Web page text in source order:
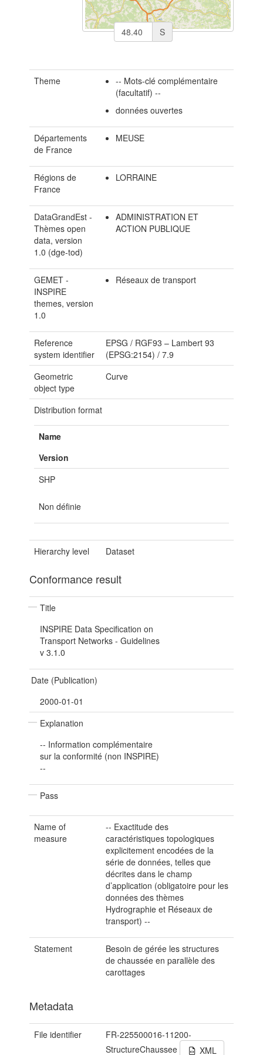
S
Theme
-- Mots-clé complémentaire
(facultatif) --
données ouvertes
Départements
de France
MEUSE
Régions de
France
LORRAINE
DataGrandEst -
Thèmes open
data, version
1.0 (dge-tod)
ADMINISTRATION ET
ACTION PUBLIQUE
GEMET -
INSPIRE
themes, version
1.0
Réseaux de transport
Reference
system identifier
EPSG / RGF93 – Lambert 93
(EPSG:2154) / 7.9
Geometric
object type
Curve
Distribution format
Name
Version
SHP
Non définie
Hierarchy level Dataset
Conformance result
Title
INSPIRE Data Specification on
Transport Networks - Guidelines
v 3.1.0
Date (Publication)
2000-01-01
Explanation
-- Information complémentaire
sur la conformité (non INSPIRE)
--
Pass
Name of
measure
-- Exactitude des
caractéristiques topologiques
explicitement encodées de la
série de données, telles que
décrites dans le champ
d’application (obligatoire pour les
données des thèmes
Hydrographie et Réseaux de
transport) --
Statement
Besoin de gérée les structures
de chaussée en parallèle des
carottages
Metadata
File identifier
FR-225500016-11200-
StructureChaussee
XML